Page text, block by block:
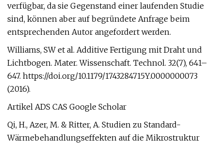
verfügbar, da sie Gegenstand einer laufenden Studie
sind, können aber auf begründete Anfrage beim
entsprechenden Autor angefordert werden.
Williams, SW et al. Additive Fertigung mit Draht und
Lichtbogen. Mater. Wissenschaft. Technol. 32(7), 641–
647. https://doi.org/10.1179/1743284715Y.0000000073
(2016).
Artikel ADS CAS Google Scholar
Qi, H., Azer, M. & Ritter, A. Studien zu Standard-
Wärmebehandlungseffekten auf die Mikrostruktur